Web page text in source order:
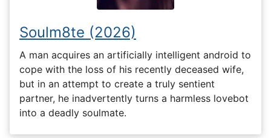
Soulm8te (2026)
A man acquires an artificially intelligent android to
cope with the loss of his recently deceased wife,
but in an attempt to create a truly sentient
partner, he inadvertently turns a harmless lovebot
into a deadly soulmate.